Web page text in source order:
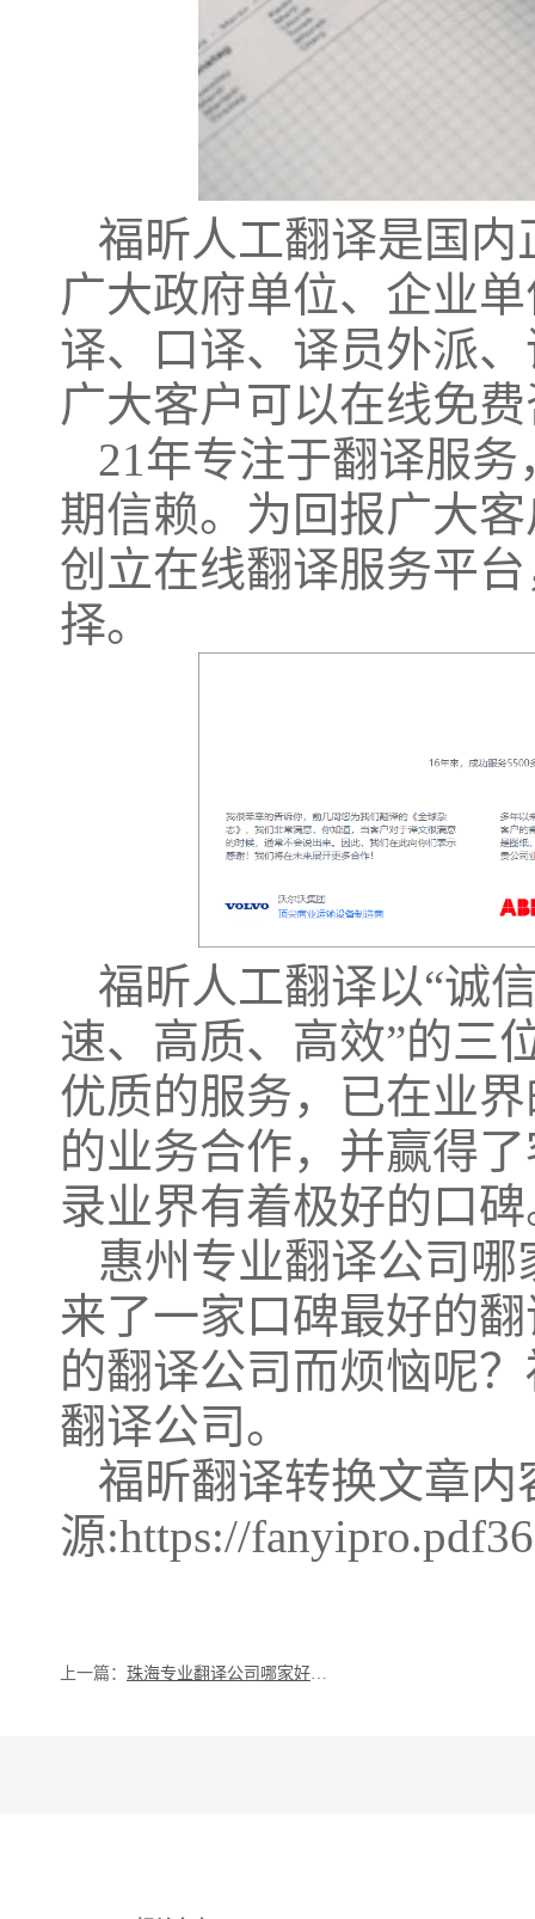
福昕人工翻译是国
广大政府单位、企业
译、口译、译员外派
广大客户可以在线免
21年专注于翻译服
期信赖。为回报广大
创立在线翻译服务平
择。
福昕人工翻译以“诚
速、高质、高效”的三
优质的服务，已在业
的业务合作，并赢得
录业界有着极好的口
惠州专业翻译公司
来了一家口碑最好的
的翻译公司而烦恼呢
翻译公司。
福昕翻译转换文章内
源:https://
上一篇： 珠海专业翻译公司哪家好？珠海专业翻译公司收费贵吗？